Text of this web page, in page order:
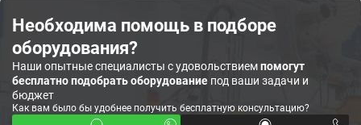
Необходима помощь в подборе
оборудования?
Наши опытные специалисты с удовольствиемпомогут
бесплатно подобрать оборудование под ваши задачи и
бюджет
Как вам было бы удобнее получить бесплатную консультацию?